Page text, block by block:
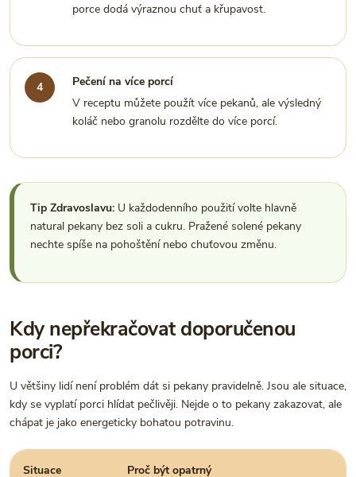
porce dodá výraznou chuť a křupavost.
Pečení na více porcí
V receptu můžete použít více pekanů, ale výsledný
koláč nebo granolu rozdělte do více porcí.
Tip Zdravoslavu: U každodenního použití volte hlavně
natural pekany bez soli a cukru. Pražené solené pekany
nechte spíše na pohoštění nebo chuťovou změnu.
Kdy nepřekračovat doporučenou
porci?
U většiny lidí není problém dát si pekany pravidelně. Jsou ale situace,
kdy se vyplatí porci hlídat pečlivěji. Nejde o to pekany zakazovat, ale
chápat je jako energeticky bohatou potravinu.
Situace Proč být opatrný